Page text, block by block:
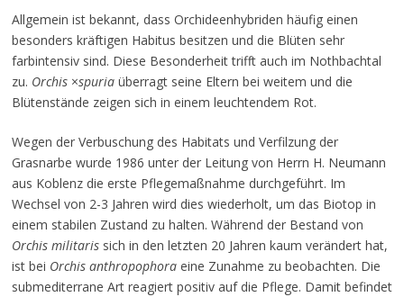
Allgemein ist bekannt, dass Orchideenhybriden häufig einen
besonders kräftigen Habitus besitzen und die Blüten sehr
farbintensiv sind. Diese Besonderheit trifft auch im Nothbachtal
zu. Orchis×spuriaüberragt seine Eltern bei weitem und die
Blütenstände zeigen sich in einem leuchtendem Rot.
Wegen der Verbuschung des Habitats und Verfilzung der
Grasnarbe wurde 1986 unter der Leitung von Herrn H. Neumann
aus Koblenz die erste Pflegemaßnahme durchgeführt. Im
Wechsel von 2-3 Jahren wird dies wiederholt, um das Biotop in
einem stabilen Zustand zu halten. Während der Bestand von
Orchis militarissich in den letzten 20 Jahren kaum verändert hat,
ist bei Orchis anthropophoraeine Zunahme zu beobachten. Die
submediterrane Art reagiert positiv auf die Pflege. Damit befindet